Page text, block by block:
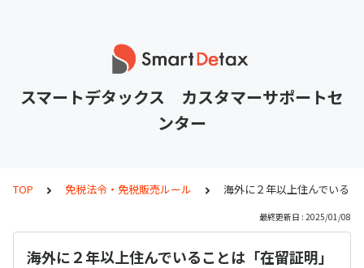
スマートデタックス カスタマーサポートセ
ンター
TOP 免税法令・免税販売ルール 海外に２年以上住んでいる
最終更新日 : 2025/01/08
海外に２年以上住んでいることは「在留証明」